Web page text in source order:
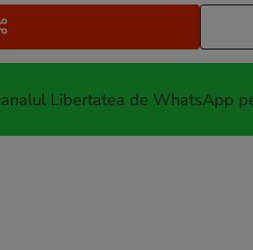
Libertatea de WhatsApp